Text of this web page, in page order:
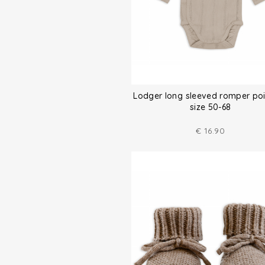
Lodger long sleeved romper
size 50-68
€ 16.90